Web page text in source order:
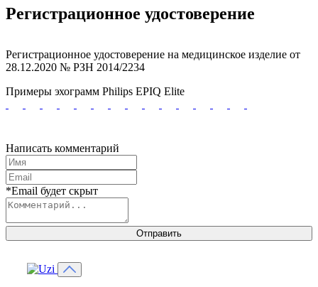
Регистрационное удостоверение
Регистрационное удостоверение на медицинское изделие от
28.12.2020 № РЗН 2014/2234
Примеры эхограмм Philips EPIQ Elite
Написать комментарий
*Email будет скрыт
Отправить